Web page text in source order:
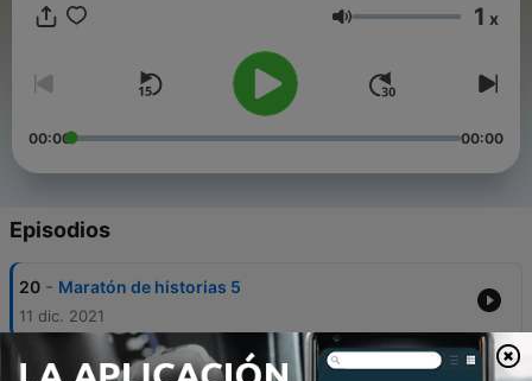
Volumen 1 x
00:00 00:00
Episodios
20 - Maratón de historias 5
11 dic. 2021
19 - Maratón de historias 4